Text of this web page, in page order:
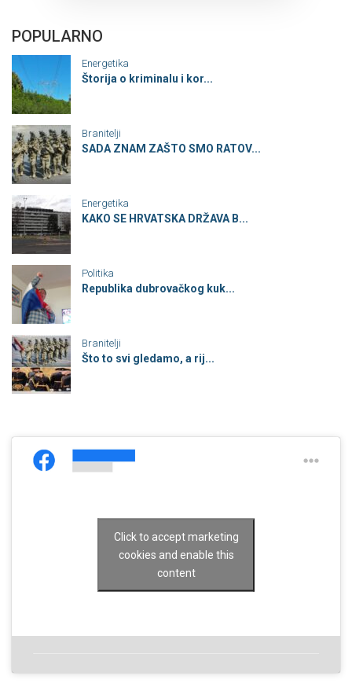
POPULARNO
Energetika
Štorija o kriminalu i kor...
Branitelji
SADA ZNAM ZAŠTO SMO RATOV...
Energetika
KAKO SE HRVATSKA DRŽAVA B...
Politika
Republika dubrovačkog kuk...
Branitelji
Što to svi gledamo, a rij...
Click to accept marketing
cookies and enable this
content